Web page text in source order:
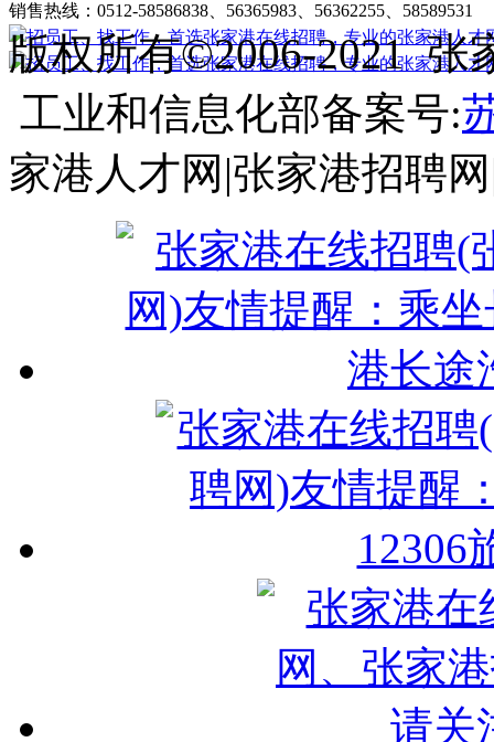
销售热线：0512-58586838、56365983、56362255、58589531
版权所有©2006-2021 张
工业和信息化部备案号:
家港人才网|张家港招聘